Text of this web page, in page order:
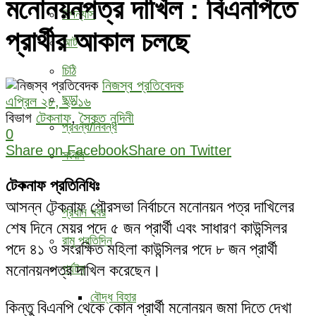
উপন্যাস
আর্ট
চিঠি
ছড়া
প্রবন্ধ/নিবন্ধ
সংবাদ
বিবিধ
প্রধান খবর
রামু প্রতিদিন
পর্যটন
বৌদ্ধ ‍বিহার
মনোনয়নপত্র দাখিল : বিএনপিতে
প্রার্থীর আকাল চলছে
নিজস্ব প্রতিবেদক
এপ্রিল ২৮, ২০১৬
বিভাগ টেকনাফ,সৈকত নন্দিনী
0
Share on FacebookShare on Twitter
টেকনাফ প্রতিনিধিঃ
আসন্ন টেকনাফ পৌরসভা নির্বাচনে মনোনয়ন পত্র দাখিলের
শেষ দিনে মেয়র পদে ৫ জন প্রার্থী এবং সাধারণ কাউন্সিলর
পদে ৪১ ও সংরক্ষিত মহিলা কাউন্সিলর পদে ৮ জন প্রার্থী
মনোনয়নপত্র দাখিল করেছেন।
কিন্তু বিএনপি থেকে কোন প্রার্থী মনোনয়ন জমা দিতে দেখা